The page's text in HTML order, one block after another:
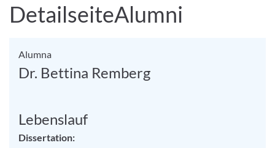
DetailseiteAlumni
Alumna
Dr. Bettina Remberg
Lebenslauf
Dissertation: